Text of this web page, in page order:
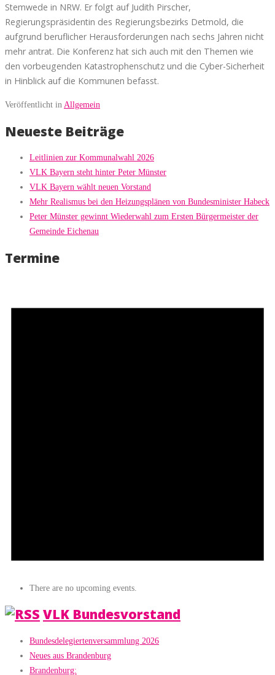
Stemwede in NRW. Er folgt auf Judith Pirscher,
Regierungspräsidentin des Regierungsbezirks Detmold, die
aufgrund beruflicher Herausforderungen nach sechs Jahren nicht
mehr antrat. Die Konferenz hat sich auch mit den Themen wie
den vorbeugenden Katastrophenschutz und die Cyber-Sicherheit
in Hinblick auf die Kommunen befasst.
Veröffentlicht in Allgemein
Neueste Beiträge
Leitlinien zur Kommunalwahl 2026
VLK Bayern steht hinter Peter Münster
VLK Bayern wählt neuen Vorstand
Mehr Realismus bei den Heizungsplänen von Bundesminister Habeck
Peter Münster gewinnt Wiederwahl zum Ersten Bürgermeister der
Gemeinde Eichenau
Termine
There are no upcoming events.
VLK Bundesvorstand
Bundesdelegiertenversammlung 2026
Neues aus Brandenburg
Brandenburg: